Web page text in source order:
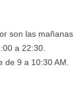
son las mañanas
a 22:30.
9 a 10:30 AM.